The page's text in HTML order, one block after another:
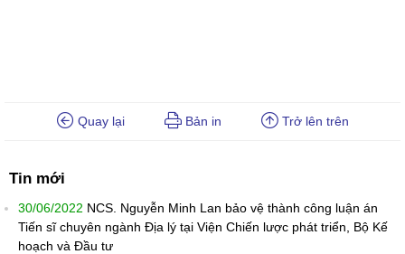
Quay lại Bản in Trở lên trên
Tin mới
30/06/2022 NCS. Nguyễn Minh Lan bảo vệ thành công luận án
Tiến sĩ chuyên ngành Địa lý tại Viện Chiến lược phát triển, Bộ Kế
hoạch và Đầu tư